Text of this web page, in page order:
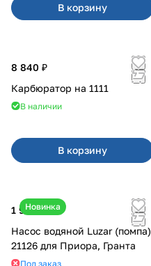
В корзину
8 840 ₽
Карбюратор на 1111
В наличии
В корзину
Новинка
1 990 ₽
Насос водяной Luzar (помпа)
21126 для Приора, Гранта
Под заказ